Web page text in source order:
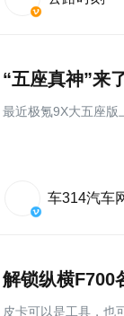
“五座真神”来
最近极氪9X大五座版
车314汽车
解锁纵横F700
皮卡可以是工具，也